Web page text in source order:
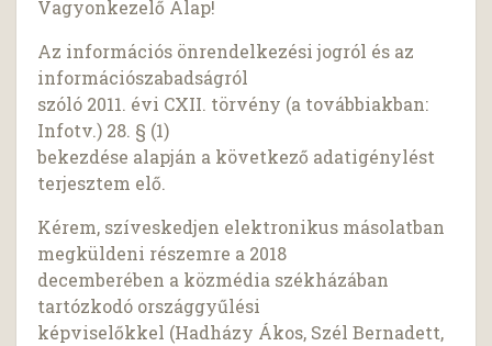
Vagyonkezelő Alap!
Az információs önrendelkezési jogról és az
információszabadságról
szóló 2011. évi CXII. törvény (a továbbiakban:
Infotv.) 28. § (1)
bekezdése alapján a következő adatigénylést
terjesztem elő.
Kérem, szíveskedjen elektronikus másolatban
megküldeni részemre a 2018
decemberében a közmédia székházában
tartózkodó országgyűlési
képviselőkkel (Hadházy Ákos, Szél Bernadett,